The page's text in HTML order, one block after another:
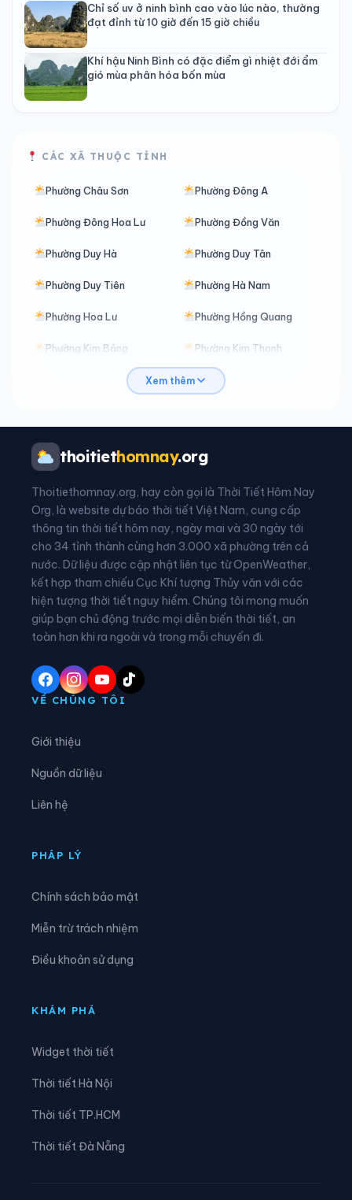
Chỉ số uv ở ninh bình cao vào lúc nào, thường
đạt đỉnh từ 10 giờ đến 15 giờ chiều
Khí hậu Ninh Bình có đặc điểm gì nhiệt đới ẩm
gió mùa phân hóa bốn mùa
CÁC XÃ THUỘC TỈNH
Phường Châu Sơn Phường Đông A
Phường Đông Hoa Lư Phường Đồng Văn
Phường Duy Hà Phường Duy Tân
Phường Duy Tiên Phường Hà Nam
Phường Hoa Lư Phường Hồng Quang
Phường Kim Bảng Phường Kim Thanh
Phường Liêm Tuyền
Phường Nam Định
Phường Nguyễn Uý
Phường Phù Vân Phường Tam Chúc
Phường Tam Điệp Phường Tây Hoa Lư
Phường Thành Nam Phường Thiên Trường
Phường Tiên Sơn Phường Trung Sơn
Phường Trường Thi Phường Vị Khê
Phường Yên Sơn
Xã Bắc Lý
Xã Cúc Phương
Xã Gia Vân
Xem thêm
thoitiethomnay.org
Thoitiethomnay.org, hay còn gọi là Thời Tiết Hôm Nay
Org, là website dự báo thời tiết Việt Nam, cung cấp
thông tin thời tiết hôm nay, ngày mai và 30 ngày tới
cho 34 tỉnh thành cùng hơn 3.000 xã phường trên cả
nước. Dữ liệu được cập nhật liên tục từ OpenWeather,
kết hợp tham chiếu Cục Khí tượng Thủy văn với các
hiện tượng thời tiết nguy hiểm. Chúng tôi mong muốn
giúp bạn chủ động trước mọi diễn biến thời tiết, an
toàn hơn khi ra ngoài và trong mỗi chuyến đi.
VỀ CHÚNG TÔI
Giới thiệu
Nguồn dữ liệu
Liên hệ
PHÁP LÝ
Chính sách bảo mật
Miễn trừ trách nhiệm
Điều khoản sử dụng
KHÁM PHÁ
Widget thời tiết
Thời tiết Hà Nội
Thời tiết TP.HCM
Thời tiết Đà Nẵng